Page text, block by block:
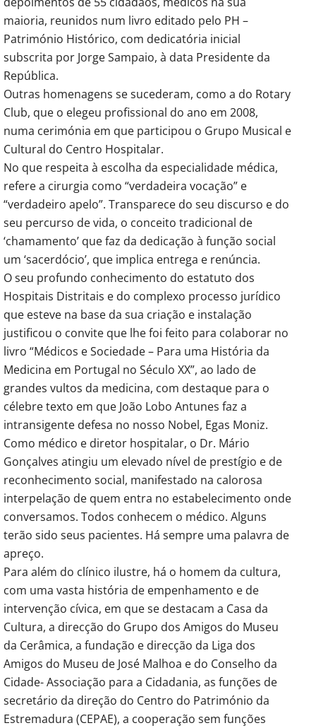
maioria, reunidos num livro editado pelo PH –
Património Histórico, com dedicatória inicial
subscrita por Jorge Sampaio, à data Presidente da
República.
Outras homenagens se sucederam, como a do Rotary
Club, que o elegeu profissional do ano em 2008,
numa cerimónia em que participou o Grupo Musical e
Cultural do Centro Hospitalar.
No que respeita à escolha da especialidade médica,
refere a cirurgia como “verdadeira vocação” e
“verdadeiro apelo”. Transparece do seu discurso e do
seu percurso de vida, o conceito tradicional de
‘chamamento’ que faz da dedicação à função social
um ‘sacerdócio’, que implica entrega e renúncia.
O seu profundo conhecimento do estatuto dos
Hospitais Distritais e do complexo processo jurídico
que esteve na base da sua criação e instalação
justificou o convite que lhe foi feito para colaborar no
livro “Médicos e Sociedade – Para uma História da
Medicina em Portugal no Século XX”, ao lado de
grandes vultos da medicina, com destaque para o
célebre texto em que João Lobo Antunes faz a
intransigente defesa no nosso Nobel, Egas Moniz.
Como médico e diretor hospitalar, o Dr. Mário
Gonçalves atingiu um elevado nível de prestígio e de
reconhecimento social, manifestado na calorosa
interpelação de quem entra no estabelecimento onde
conversamos. Todos conhecem o médico. Alguns
terão sido seus pacientes. Há sempre uma palavra de
apreço.
Para além do clínico ilustre, há o homem da cultura,
com uma vasta história de empenhamento e de
intervenção cívica, em que se destacam a Casa da
Cultura, a direcção do Grupo dos Amigos do Museu
da Cerâmica, a fundação e direcção da Liga dos
Amigos do Museu de José Malhoa e do Conselho da
Cidade- Associação para a Cidadania, as funções de
secretário da direção do Centro do Património da
Estremadura (CEPAE), a cooperação sem funções